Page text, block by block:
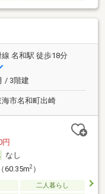
名和駅 徒歩18分
/ 3階建
市名和町出崎
円
なし
60.35m2）
二人暮らし